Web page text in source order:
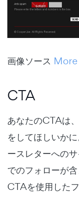
画像ソース
CTA
あなたのCTAは
をしてほしいか
ースレターへの
でのフォローが
CTAを使用した